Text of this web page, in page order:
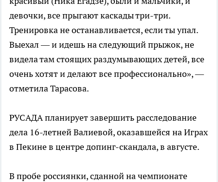
девочки, все прыгают каскады три-три.
Тренировка не останавливается, если ты упал.
Выехал — и идешь на следующий прыжок, не
видела там стоящих раздумывающих детей, все
очень хотят и делают все профессионально», —
отметила Тарасова.
РУСАДА планирует завершить расследование
дела 16-летней Валиевой, оказавшейся на Играх
в Пекине в центре допинг-скандала, в августе.
В пробе россиянки, сданной на чемпионате